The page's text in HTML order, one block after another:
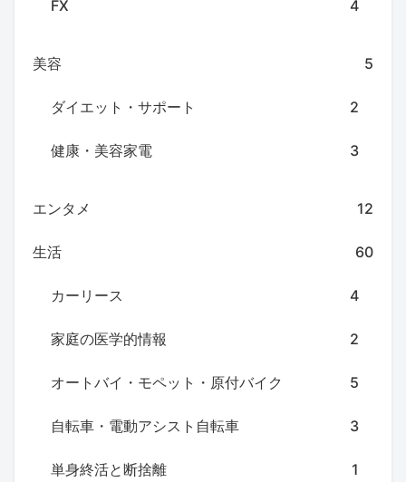
FX 4
美容 5
ダイエット・サポート 2
健康・美容家電 3
エンタメ 12
生活 60
カーリース 4
家庭の医学的情報 2
オートバイ・モペット・原付バイク 5
自転車・電動アシスト自転車 3
単身終活と断捨離 1